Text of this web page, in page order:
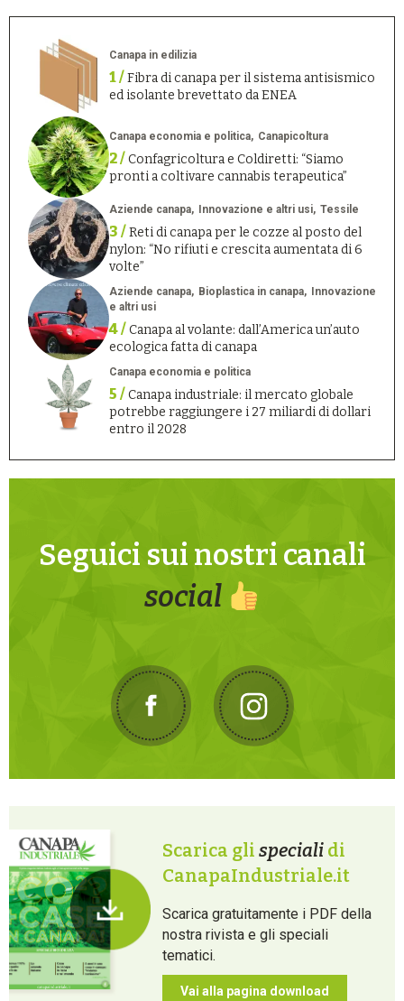
Canapa in edilizia
1 /Fibra di canapa per il sistema antisismico
ed isolante brevettato da ENEA
Canapa economia e politica Canapicoltura
2 /Confagricoltura e Coldiretti: “Siamo
pronti a coltivare cannabis terapeutica”
Aziende canapa Innovazione e altri usi Tessile
3 /Reti di canapa per le cozze al posto del
nylon: “No rifiuti e crescita aumentata di 6
volte”
Aziende canapa Bioplastica in canapa
Innovazione
e altri usi
4 /Canapa al volante: dall’America un’auto
ecologica fatta di canapa
Canapa economia e politica
5 /Canapa industriale: il mercato globale
potrebbe raggiungere i 27 miliardi di dollari
entro il 2028
Seguici sui nostri canali
social
Scarica gli speciali di
CanapaIndustriale.it
Scarica gratuitamente i PDF della
nostra rivista e gli speciali
tematici.
Vai alla pagina download